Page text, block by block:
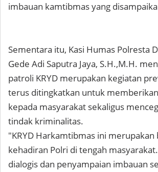
imbauan kamtibmas yang
Sementara itu, Kasi Humas Polresta
Gede Adi Saputra Jaya, S.H.,M.H.
patroli KRYD merupakan kegiatan
terus ditingkatkan untuk
kepada masyarakat sekaligus
tindak kriminalitas.
"KRYD Harkamtibmas ini merupakan
kehadiran Polri di tengah
dialogis dan penyampaian imbauan